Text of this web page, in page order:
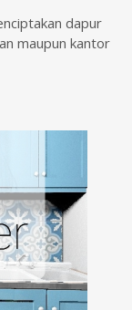
dapur
maupun kantor